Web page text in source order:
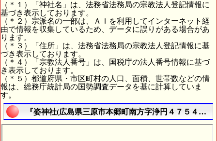
（＊１）「神社名」は、法務省法務局の宗教法人登記情報に
基づき表示しております。
（＊２）宗派名の一部は、ＡＩを利用してインターネット経
由で情報を収集しているため、データに誤りがある場合があ
ります。
（＊３）「住所」は、法務省法務局の宗教法人登記情報に基
づき表示しております。
（＊４）「宗教法人番号」は、国税庁の法人番号情報に基づ
き表示しております。
（＊５）都道府県・市区町村の人口、面積、世帯数などの情
報は、総務庁統計局の国勢調査データを基に計算していま
す。
『姿神社(広島県三原市本郷町南方字浄円４７５４番